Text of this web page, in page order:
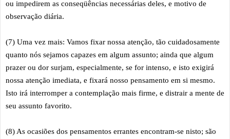
ou impedirem as conseqüências necessárias deles, e motivo de
observação diária.
(7) Uma vez mais: Vamos fixar nossa atenção, tão cuidadosamente
quanto nós sejamos capazes em algum assunto; ainda que algum
prazer ou dor surjam, especialmente, se for intenso, e isto exigirá
nossa atenção imediata, e fixará nosso pensamento em si mesmo.
Isto irá interromper a contemplação mais firme, e distrair a mente de
seu assunto favorito.
(8) As ocasiões dos pensamentos errantes encontram-se nisto; são